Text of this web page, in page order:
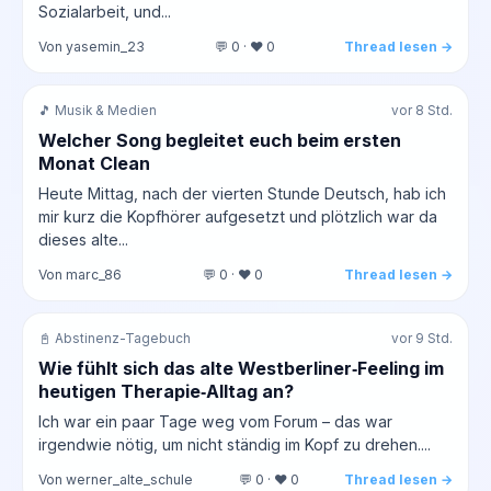
Sozialarbeit, und...
Von yasemin_23 💬 0 · ❤️ 0 Thread lesen →
🎵 Musik & Medien vor 8 Std.
Welcher Song begleitet euch beim ersten
Monat Clean
Heute Mittag, nach der vierten Stunde Deutsch, hab ich
mir kurz die Kopfhörer aufgesetzt und plötzlich war da
dieses alte...
Von marc_86 💬 0 · ❤️ 0 Thread lesen →
📓 Abstinenz-Tagebuch vor 9 Std.
Wie fühlt sich das alte Westberliner‑Feeling im
heutigen Therapie‑Alltag an?
Ich war ein paar Tage weg vom Forum – das war
irgendwie nötig, um nicht ständig im Kopf zu drehen....
Von werner_alte_schule 💬 0 · ❤️ 0 Thread lesen →